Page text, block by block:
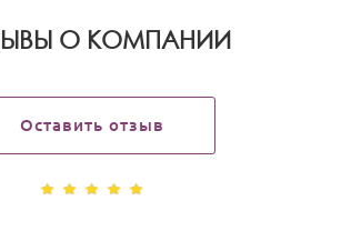
О КОМПАНИИ
Оставить отзыв